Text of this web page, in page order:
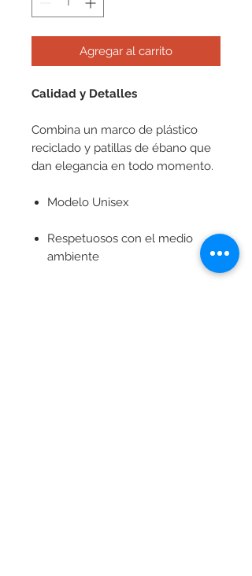
Agregar al carrito
Calidad y Detalles
Combina un marco de plástico
reciclado y patillas de ébano que
dan elegancia en todo momento.
Modelo Unisex
Respetuosos con el medio
ambiente